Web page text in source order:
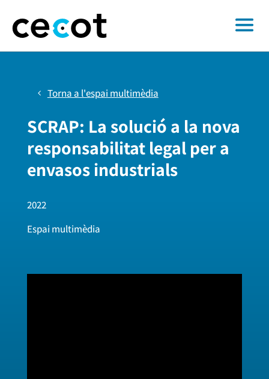
Torna a l'espai multimèdia
SCRAP: La solució a la nova
responsabilitat legal per a
envasos industrials
2022
Espai multimèdia